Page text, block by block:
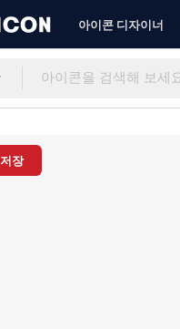
아이콘 디자이너
저장